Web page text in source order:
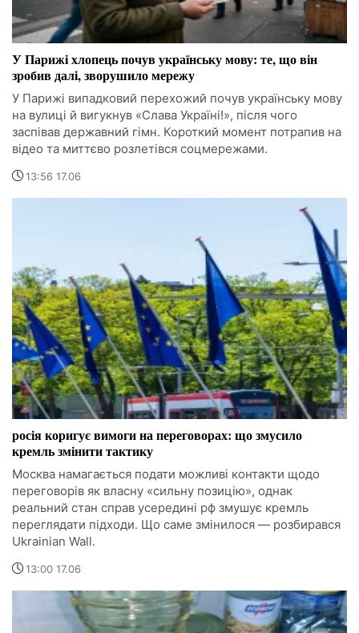
У Парижі хлопець почув українську мову: те, що він
зробив далі, зворушило мережу
У Парижі випадковий перехожий почув українську мову
на вулиці й вигукнув «Слава Україні!», після чого
заспівав державний гімн. Короткий момент потрапив на
відео та миттєво розлетівся соцмережами.
13:56 17.06
росія коригує вимоги на переговорах: що змусило
кремль змінити тактику
Москва намагається подати можливі контакти щодо
переговорів як власну «сильну позицію», однак
реальний стан справ усередині рф змушує кремль
переглядати підходи. Що саме змінилося — розбирався
Ukrainian Wall.
13:00 17.06